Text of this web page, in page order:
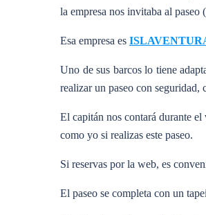
la empresa nos invitaba al
Esa empresa es
Uno de sus barcos lo tiene
realizar un paseo con seguridad,
El capitán nos contará durante el
como yo si realizas este paseo.
Si reservas por la web, es
El paseo se completa con un